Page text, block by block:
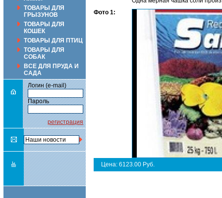
ТОВАРЫ ДЛЯ
ГРЫЗУНОВ
ТОВАРЫ ДЛЯ
КОШЕК
ТОВАРЫ ДЛЯ ПТИЦ
ТОВАРЫ ДЛЯ
СОБАК
ВСЕ ДЛЯ ПРУДА И
САДА
Логин (e-mail)
Пароль
регистрация
Фото 1:
Цена: 6123.00 Руб.